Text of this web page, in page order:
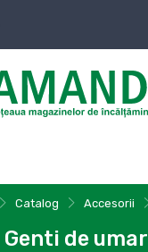
Catalog Accesorii
Genti de umar